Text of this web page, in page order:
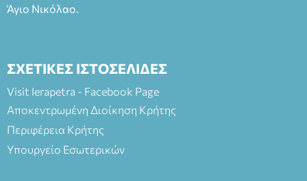
Άγιο Νικόλαο.
ΣΧΕΤΙΚΕΣ ΙΣΤΟΣΕΛΙΔΕΣ
Visit Ierapetra - Facebook Page
Αποκεντρωμένη Διοίκηση Κρήτης
Περιφέρεια Κρήτης
Υπουργείο Εσωτερικών